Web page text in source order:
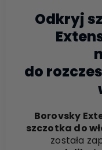
Odkryj
do
Borovsky
szczotka do
została